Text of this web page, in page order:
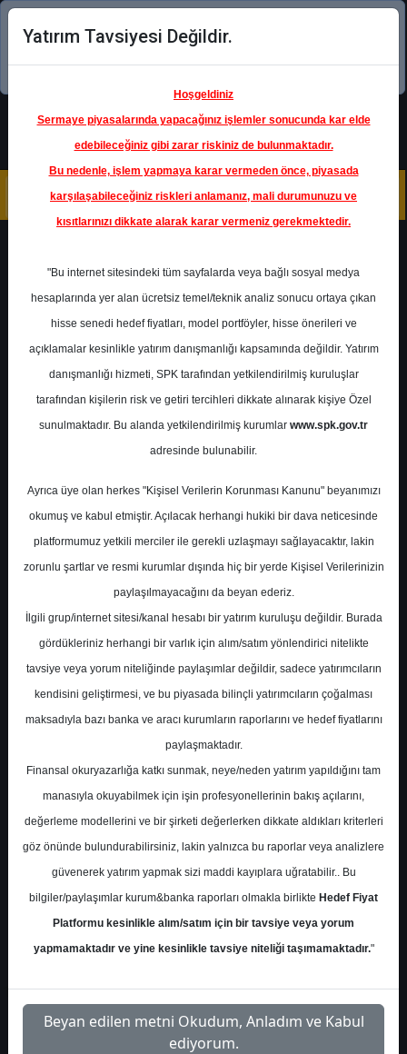
Şimdi uygulamayı indirin!
Ana Sayfa Raporlar
İnfo Yatırım
Rapor Detay
KRDMD - Bilanço Analizi
İnfo Yatırım 10 Mart 2025
2024/12 Dönemi Grafiklerle Finansal
Değerlendirme
S.No Dosya Adı İndir
1
info-kardemir-d-bilanco-
analizi-5594382
İlgili
Dosyayı İndir
1
Yatırım Tavsiyesi Değildir.
Hoşgeldiniz
Sermaye piyasalarında yapacağınız işlemler sonucunda kar elde
edebileceğiniz gibi zarar riskiniz de bulunmaktadır.
Bu nedenle, işlem yapmaya karar vermeden önce, piyasada
karşılaşabileceğiniz riskleri anlamanız, mali durumunuzu ve
kısıtlarınızı dikkate alarak karar vermeniz gerekmektedir.
"Bu internet sitesindeki tüm sayfalarda veya bağlı sosyal medya
hesaplarında yer alan ücretsiz temel/teknik analiz sonucu ortaya çıkan
hisse senedi hedef fiyatları, model portföyler, hisse önerileri ve
açıklamalar kesinlikle yatırım danışmanlığı kapsamında değildir. Yatırım
danışmanlığı hizmeti, SPK tarafından yetkilendirilmiş kuruluşlar
tarafından kişilerin risk ve getiri tercihleri dikkate alınarak kişiye Özel
sunulmaktadır. Bu alanda yetkilendirilmiş kurumlar www.spk.gov.tr
adresinde bulunabilir.
Ayrıca üye olan herkes "Kişisel Verilerin Korunması Kanunu" beyanımızı
okumuş ve kabul etmiştir. Açılacak herhangi hukiki bir dava neticesinde
platformumuz yetkili merciler ile gerekli uzlaşmayı sağlayacaktır, lakin
zorunlu şartlar ve resmi kurumlar dışında hiç bir yerde Kişisel Verilerinizin
paylaşılmayacağını da beyan ederiz.
İlgili grup/internet sitesi/kanal hesabı bir yatırım kuruluşu değildir. Burada
gördükleriniz herhangi bir varlık için alım/satım yönlendirici nitelikte
tavsiye veya yorum niteliğinde paylaşımlar değildir, sadece yatırımcıların
kendisini geliştirmesi, ve bu piyasada bilinçli yatırımcıların çoğalması
maksadıyla bazı banka ve aracı kurumların raporlarını ve hedef fiyatlarını
paylaşmaktadır.
Finansal okuryazarlığa katkı sunmak, neye/neden yatırım yapıldığını tam
manasıyla okuyabilmek için işin profesyonellerinin bakış açılarını,
değerleme modellerini ve bir şirketi değerlerken dikkate aldıkları kriterleri
göz önünde bulundurabilirsiniz, lakin yalnızca bu raporlar veya analizlere
güvenerek yatırım yapmak sizi maddi kayıplara uğratabilir.. Bu
bilgiler/paylaşımlar kurum&banka raporları olmakla birlikte Hedef Fiyat
Platformu kesinlikle alım/satım için bir tavsiye veya yorum
yapmamaktadır ve yine kesinlikle tavsiye niteliği taşımamaktadır."
Beyan edilen metni Okudum, Anladım ve Kabul
ediyorum.